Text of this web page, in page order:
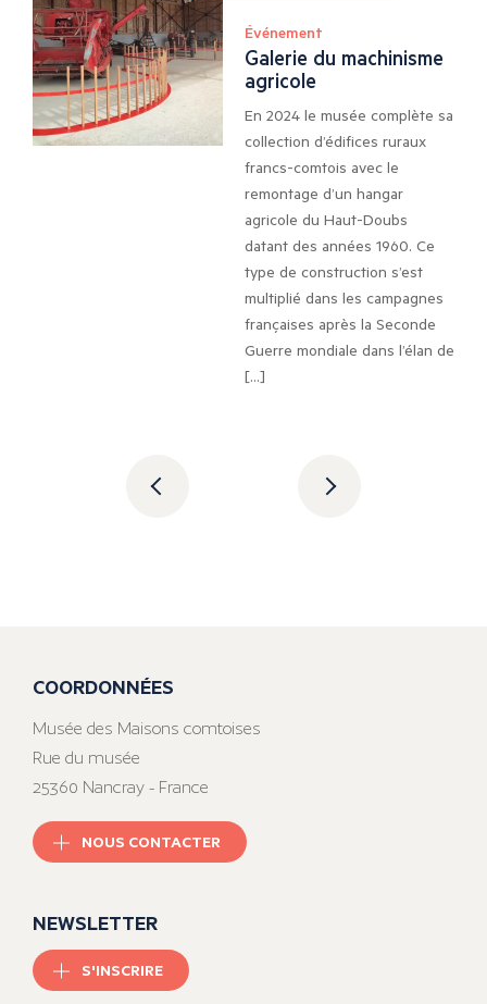
Événement
Galerie du machinisme
agricole
En 2024 le musée complète sa
collection d’édifices ruraux
francs-comtois avec le
remontage d’un hangar
agricole du Haut-Doubs
datant des années 1960. Ce
type de construction s’est
multiplié dans les campagnes
françaises après la Seconde
Guerre mondiale dans l’élan de
[…]
COORDONNÉES
Musée des Maisons comtoises
Rue du musée
25360 Nancray - France
NOUS CONTACTER
NEWSLETTER
S'INSCRIRE